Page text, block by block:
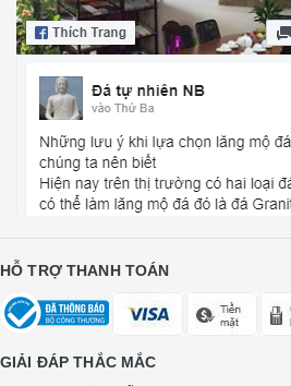
HỖ TRỢ THANH TOÁN
GIẢI ĐÁP THẮC MẮC